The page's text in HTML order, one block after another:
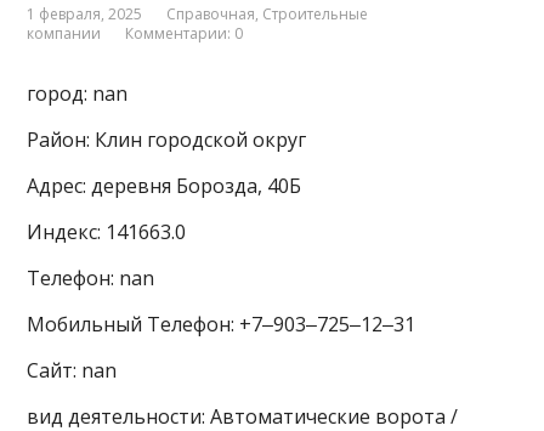
1 февраля, 2025 Справочная, Строительные
компании
Комментарии: 0
город: nan
Район: Клин городской округ
Адрес: деревня Борозда, 40Б
Индекс: 141663.0
Телефон: nan
Мобильный Телефон: +7‒903‒725‒12‒31
Сайт: nan
вид деятельности: Автоматические ворота /